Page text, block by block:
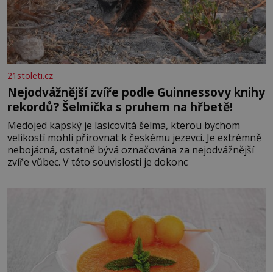
21stoleti.cz
Nejodvážnější zvíře podle Guinnessovy knihy
rekordů? Šelmička s pruhem na hřbetě!
Medojed kapský je lasicovitá šelma, kterou bychom
velikostí mohli přirovnat k českému jezevci. Je extrémně
nebojácná, ostatně bývá označována za nejodvážnější
zvíře vůbec. V této souvislosti je dokonc